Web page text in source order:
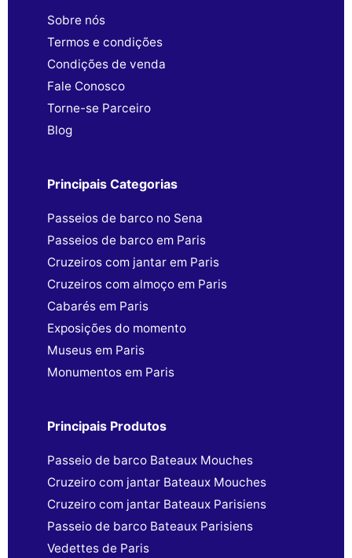
Sobre nós
Termos e condições
Condições de venda
Fale Conosco
Torne-se Parceiro
Blog
Principais Categorias
Passeios de barco no Sena
Passeios de barco em Paris
Cruzeiros com jantar em Paris
Cruzeiros com almoço em Paris
Cabarés em Paris
Exposições do momento
Museus em Paris
Monumentos em Paris
Principais Produtos
Passeio de barco Bateaux Mouches
Cruzeiro com jantar Bateaux Mouches
Cruzeiro com jantar Bateaux Parisiens
Passeio de barco Bateaux Parisiens
Vedettes de Paris